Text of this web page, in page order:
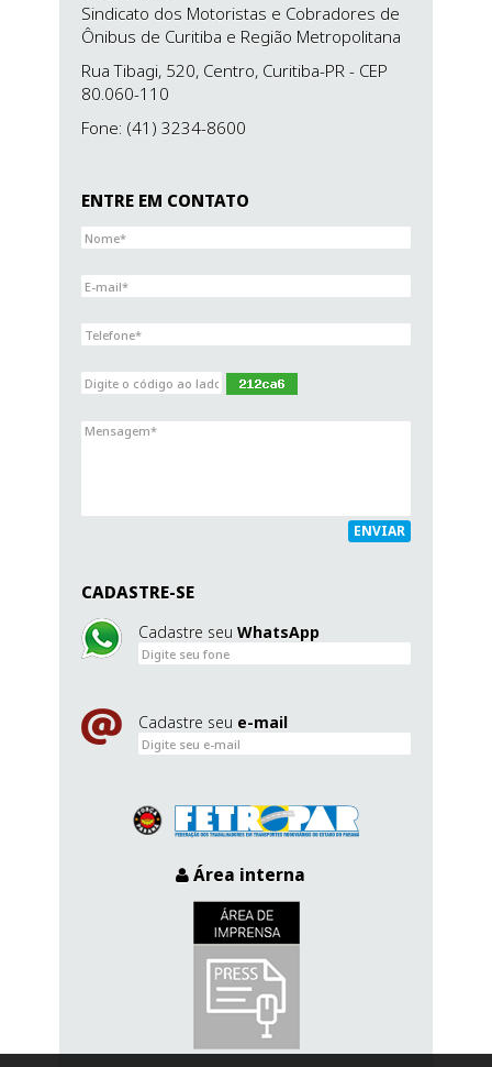
Sindicato dos Motoristas e Cobradores de
Ônibus de Curitiba e Região Metropolitana
Rua Tibagi, 520, Centro, Curitiba-PR - CEP
80.060-110
Fone: (41) 3234-8600
ENTRE EM CONTATO
ENVIAR
CADASTRE-SE
Cadastre seu WhatsApp
Cadastre seu e-mail
Área interna